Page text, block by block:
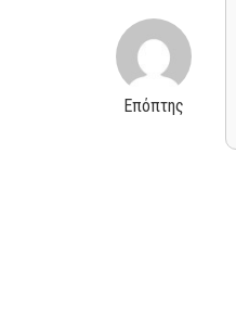
Επόπτης